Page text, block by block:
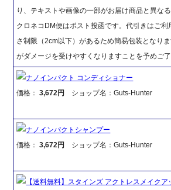
り、テキストや画像の一部がお届け商品と異な
クロネコDM便はポスト投函です。代引きはご
さ制限（2cm以下）があるため簡易包装となり
がダメージを受けやすくなりますことを予めご了
ナノインパクト コンディショナー
価格：3,672円 ショップ名：Guts-Hunter
ナノインパクトシャンプー
価格：3,672円 ショップ名：Guts-Hunter
【送料無料】スタインズ アクトレスメイク